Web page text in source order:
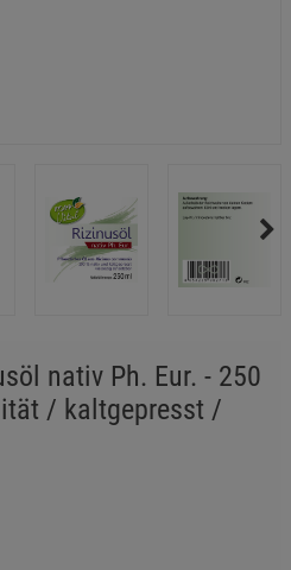
nativ Ph. Eur. - 250
/ kaltgepresst /